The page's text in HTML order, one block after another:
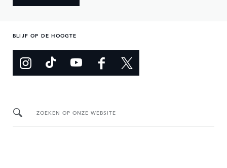
BLIJF OP DE HOOGTE
ZOEKEN OP ONZE WEBSITE